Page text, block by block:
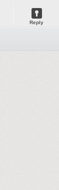
Reply